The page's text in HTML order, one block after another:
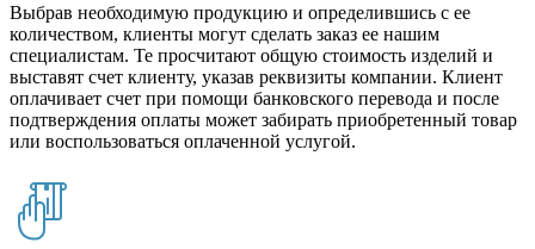
Выбрав необходимую продукцию и определившись с ее
количеством, клиенты могут сделать заказ ее нашим
специалистам. Те просчитают общую стоимость изделий и
выставят счет клиенту, указав реквизиты компании. Клиент
оплачивает счет при помощи банковского перевода и после
подтверждения оплаты может забирать приобретенный товар
или воспользоваться оплаченной услугой.